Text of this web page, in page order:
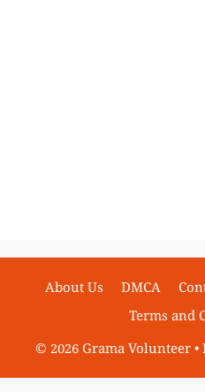
About Us DMCA
Terms and
© 2026 Grama Volunteer